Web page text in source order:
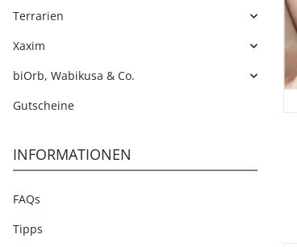
Terrarien
Xaxim
biOrb, Wabikusa & Co.
Gutscheine
INFORMATIONEN
FAQs
Tipps